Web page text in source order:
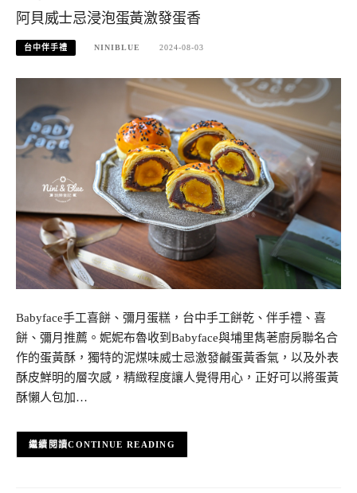
阿貝威士忌浸泡蛋黃激發蛋香
台中伴手禮 NINIBLUE 2024-08-03
Babyface手工喜餅、彌月蛋糕，台中手工餅乾、伴手禮、喜
餅、彌月推薦。妮妮布魯收到Babyface與埔里雋荖廚房聯名合
作的蛋黃酥，獨特的泥煤味威士忌激發鹹蛋黃香氣，以及外表
酥皮鮮明的層次感，精緻程度讓人覺得用心，正好可以將蛋黃
酥懶人包加…
CONTINUE READING